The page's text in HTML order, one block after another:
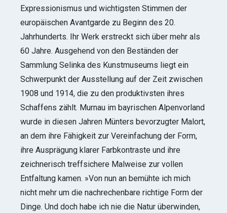
Expressionismus und wichtigsten Stimmen der
europäischen Avantgarde zu Beginn des 20.
Jahrhunderts. Ihr Werk erstreckt sich über mehr als
60 Jahre. Ausgehend von den Beständen der
Sammlung Selinka des Kunstmuseums liegt ein
Schwerpunkt der Ausstellung auf der Zeit zwischen
1908 und 1914, die zu den produktivsten ihres
Schaffens zählt. Murnau im bayrischen Alpenvorland
wurde in diesen Jahren Münters bevorzugter Malort,
an dem ihre Fähigkeit zur Vereinfachung der Form,
ihre Ausprägung klarer Farbkontraste und ihre
zeichnerisch treffsichere Malweise zur vollen
Entfaltung kamen. »Von nun an bemühte ich mich
nicht mehr um die nachrechenbare richtige Form der
Dinge. Und doch habe ich nie die Natur überwinden,